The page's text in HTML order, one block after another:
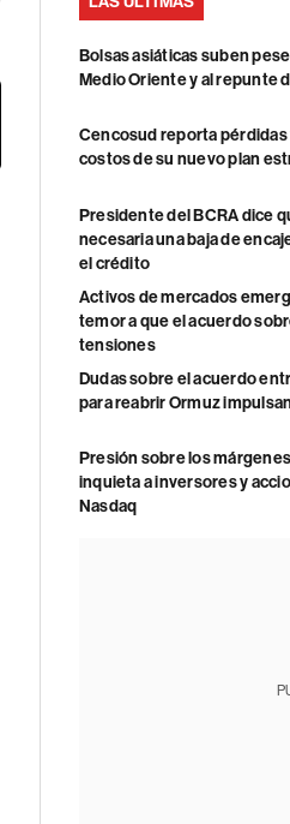
Bolsas asiáticas suben
Medio Oriente y al repunte
Cencosud reporta
costos de su nuevo plan
Presidente del BCRA dice
necesaria una baja de
el crédito
Activos de mercados
temor a que el acuerdo
tensiones
Dudas sobre el acuerdo
para reabrir Ormuz
Presión sobre los
inquieta a inversores y
Nasdaq